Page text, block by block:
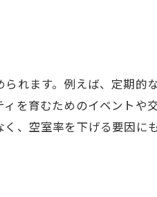
れます。例えば、定期的
を育むためのイベントや
、空室率を下げる要因に